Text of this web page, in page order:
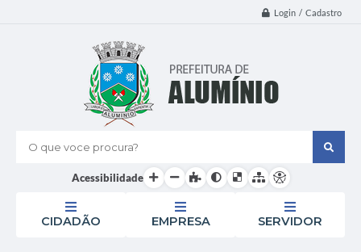
Login / Cadastro
O que voce procura?
Acessibilidade
CIDADÃO EMPRESA SERVIDOR